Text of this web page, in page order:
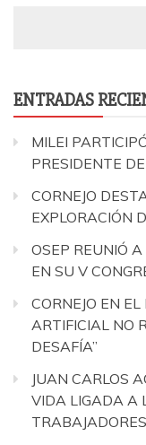
ENTRADAS
MILEI
PRESIDENTE
CORNEJO
EXPLORACIÓN
OSEP REUNIÓ
EN SU V
CORNEJO EN
ARTIFICIAL NO
DESAFÍA”
JUAN CARLOS
VIDA LIGADA A